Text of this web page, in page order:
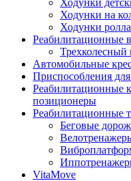
Ходунки
Ходунки на
Ходунки
Реабилитационные
Автомобильные
Приспособления
Реабилитационные
позиционеры
Реабилитационные
Беговые
VitaMove